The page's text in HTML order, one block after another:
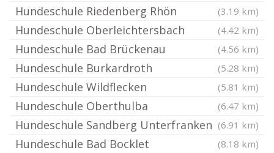
Hundeschule Riedenberg Rhön (3.19 km)
Hundeschule Oberleichtersbach (4.42 km)
Hundeschule Bad Brückenau (4.56 km)
Hundeschule Burkardroth (5.28 km)
Hundeschule Wildflecken (5.81 km)
Hundeschule Oberthulba (6.47 km)
Hundeschule Sandberg Unterfranken (6.91 km)
Hundeschule Bad Bocklet (8.18 km)